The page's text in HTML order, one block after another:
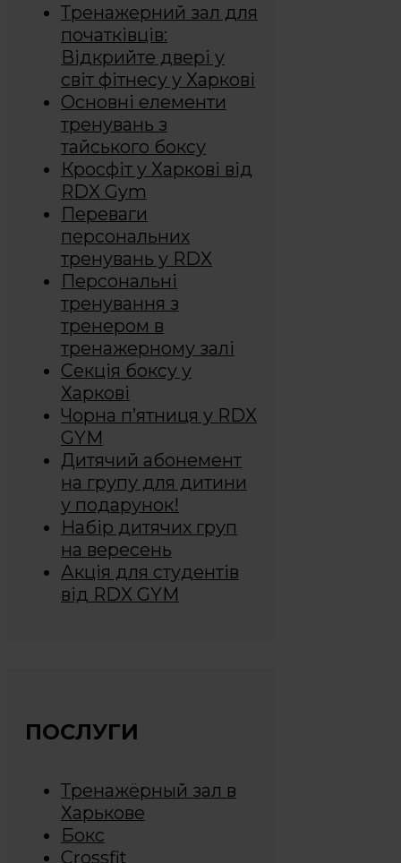
Тренажерний зал для
початківців:
Відкрийте двері у
світ фітнесу у Харкові
Основні елементи
тренувань з
тайського боксу
Кросфіт у Харкові від
RDX Gym
Переваги
персональних
тренувань у RDX
Персональні
тренування з
тренером в
тренажерному залі
Секція боксу у
Харкові
Чорна п’ятниця у RDX
GYM
Дитячий абонемент
на групу для дитини
у подарунок!
Набір дитячих груп
на вересень
Акція для студентів
від RDX GYM
ПОСЛУГИ
Тренажёрный зал в
Харькове
Бокс
Crossfit